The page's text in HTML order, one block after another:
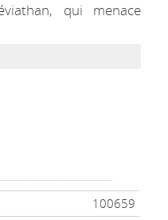
qui menace
100659